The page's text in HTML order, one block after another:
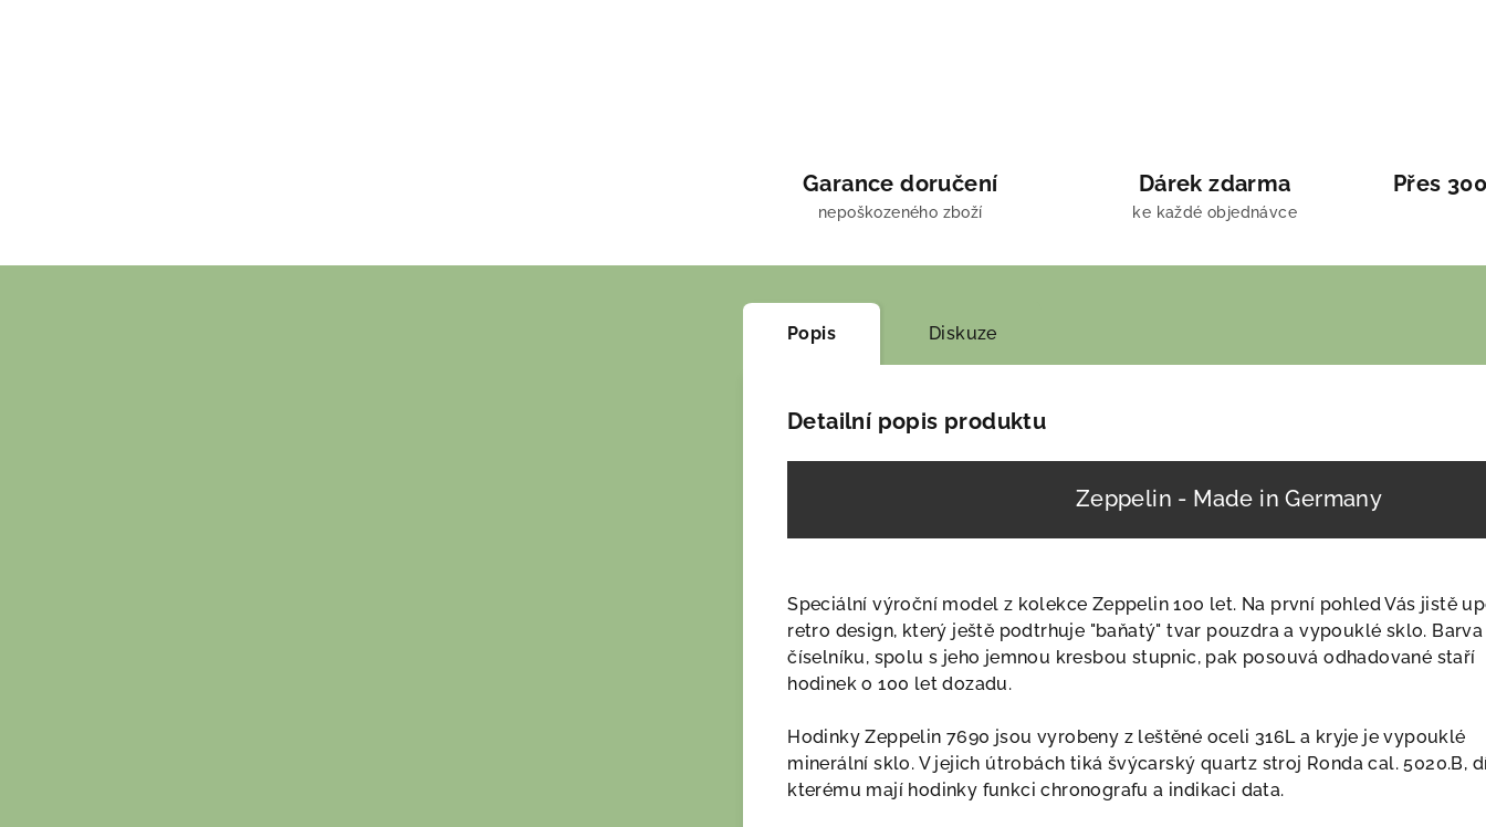
Garance doručení
nepoškozeného zboží
Dárek zdarma
ke každé objednávce
Přes
Popis Diskuze
Detailní popis produktu
Zeppelin - Made in Germany
Speciální výroční model z kolekce Zeppelin 100 let. Na první pohled Vás jistě
retro design, který ještě podtrhuje "baňatý" tvar pouzdra a vypouklé sklo. Barva
číselníku, spolu s jeho jemnou kresbou stupnic, pak posouvá odhadované staří
hodinek o 100 let dozadu.
Hodinky Zeppelin 7690 jsou vyrobeny z leštěné oceli 316L a kryje je vypouklé
minerální sklo. V jejich útrobách tiká švýcarský quartz stroj Ronda cal. 5020.B,
kterému mají hodinky funkci chronografu a indikaci data.